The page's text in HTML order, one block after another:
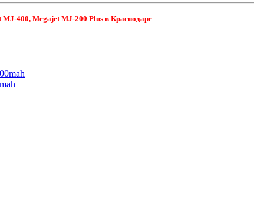
MJ-400, Megajet MJ-200 Plus в Краснодаре